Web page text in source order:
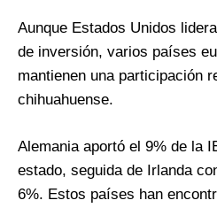
Aunque Estados Unidos
de inversión, varios países
mantienen una participación
chihuahuense.
Alemania aportó el 9% de la
estado, seguida de Irlanda
6%. Estos países han